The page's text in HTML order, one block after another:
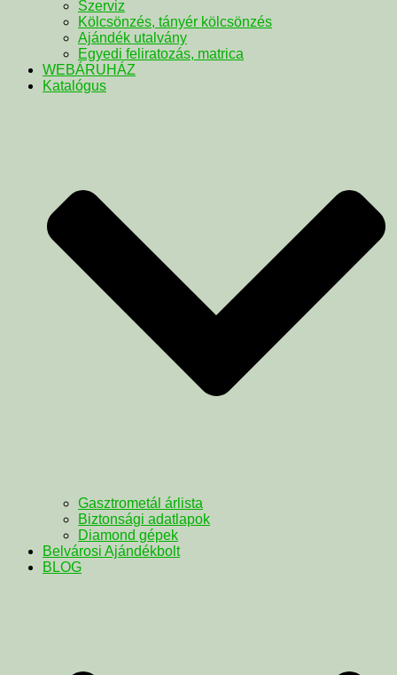
Szerviz
Kölcsönzés, tányér kölcsönzés
Ajándék utalvány
Egyedi feliratozás, matrica
WEBÁRUHÁZ
Katalógus
Gasztrometál árlista
Biztonsági adatlapok
Diamond gépek
Belvárosi Ajándékbolt
BLOG